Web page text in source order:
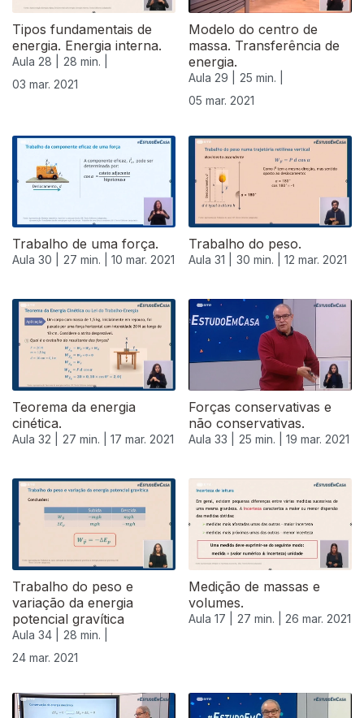
Tipos fundamentais de
energia. Energia interna.
Aula 28 |
28 min. |
03 mar. 2021
Modelo do centro de
massa. Transferência de
energia.
Aula 29 |
25 min. |
05 mar. 2021
Trabalho de uma força.
Aula 30 | 27 min. | 10 mar. 2021
Trabalho do peso.
Aula 31 | 30 min. | 12 mar. 2021
Teorema da energia
cinética.
Aula 32 | 27 min. | 17 mar. 2021
Forças conservativas e
não conservativas.
Aula 33 | 25 min. | 19 mar. 2021
Trabalho do peso e
variação da energia
potencial gravítica
Aula 34 |
28 min. |
24 mar. 2021
Medição de massas e
volumes.
Aula 17 | 27 min. | 26 mar. 2021
532943